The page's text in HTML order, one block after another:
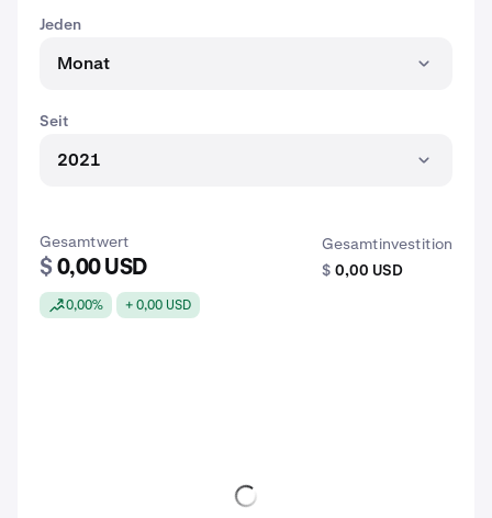
Jeden
Monat
Seit
2021
Gesamtwert
$ 0,00 USD
0,00% + 0,00 USD
Gesamtinvestition
$ 0,00 USD